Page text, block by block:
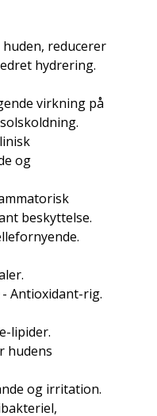
reducerer
hydrering.
virkning på
og
beskyttelse.
Antioxidant-rig.
lipider.
hudens
og irritation.